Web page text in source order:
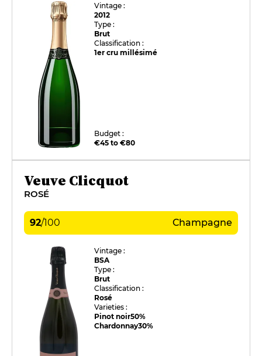
Vintage :
2012
Type :
Brut
Classification :
1er cru millésimé
Budget :
€45 to €80
Veuve Clicquot
ROSÉ
92/100 Champagne
Vintage :
BSA
Type :
Brut
Classification :
Rosé
Varieties :
Pinot noir50%
Chardonnay30%